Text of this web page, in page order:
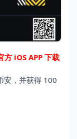
方 iOS APP 下载
安，并获得 100